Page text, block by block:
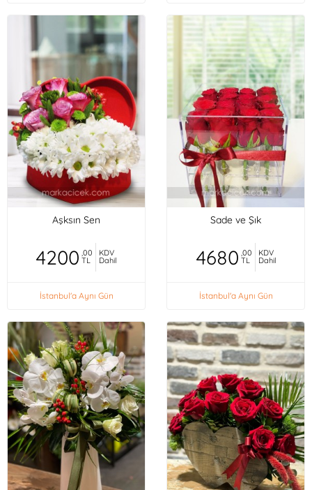
Aşksın Sen
4200 ,00
TL
KDV
Dahil
İstanbul'a Aynı Gün
Sade ve Şık
4680 ,00
TL
KDV
Dahil
İstanbul'a Aynı Gün